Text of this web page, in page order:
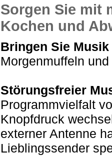
Sorgen Sie mit
Kochen und
Bringen Sie
Morgenmuffeln
Störungsfreier
Programmvielfalt
Knopfdruck
externer Antenne
Lieblingssender